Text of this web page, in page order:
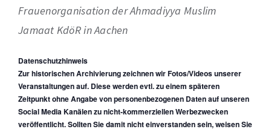
Frauenorganisation der Ahmadiyya Muslim
Jamaat KdöR in Aachen
Datenschutzhinweis
Zur historischen Archivierung zeichnen wir Fotos/Videos unserer
Veranstaltungen auf. Diese werden evtl. zu einem späteren
Zeitpunkt ohne Angabe von personenbezogenen Daten auf unseren
Social Media Kanälen zu nicht-kommerziellen Werbezwecken
veröffentlicht. Sollten Sie damit nicht einverstanden sein, weisen Sie